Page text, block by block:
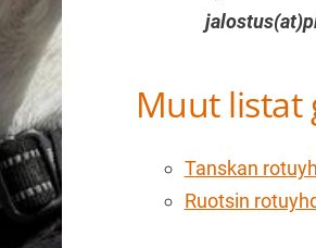
Muut listat
Tanskan
Ruotsin